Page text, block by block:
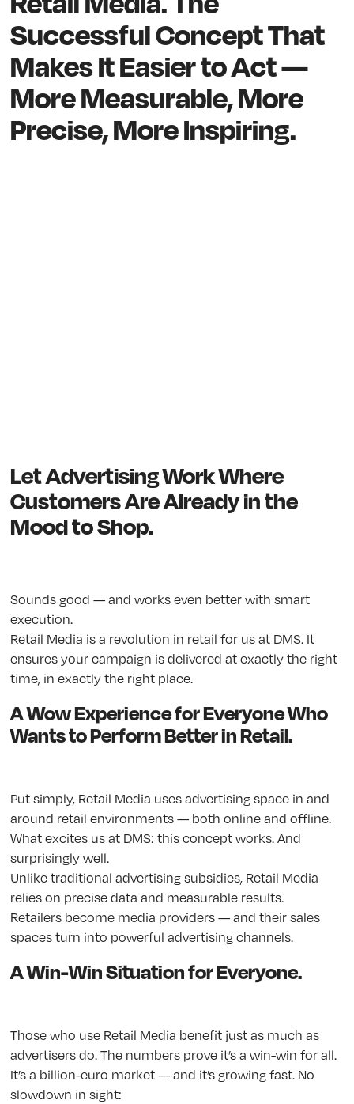
Successful Concept That
Makes It Easier to Act —
More Measurable, More
Precise, More Inspiring.
Let Advertising Work Where
Customers Are Already in the
Mood to Shop.
Sounds good — and works even better with smart
execution.
Retail Media is a revolution in retail for us at DMS. It
ensures your campaign is delivered at exactly the right
time, in exactly the right place.
A Wow Experience for Everyone Who
Wants to Perform Better in Retail.
Put simply, Retail Media uses advertising space in and
around retail environments — both online and offline.
What excites us at DMS: this concept works. And
surprisingly well.
Unlike traditional advertising subsidies, Retail Media
relies on precise data and measurable results.
Retailers become media providers — and their sales
spaces turn into powerful advertising channels.
A Win-Win Situation for Everyone.
Those who use Retail Media benefit just as much as
advertisers do. The numbers prove it’s a win-win for all.
It’s a billion-euro market — and it’s growing fast. No
slowdown in sight: